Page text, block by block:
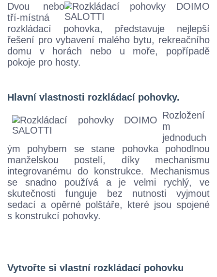
Dvou nebo
tří-místná
rozkládací pohovka, představuje nejlepší
řešení pro vybavení malého bytu, rekreačního
domu v horách nebo u moře, popřípadě
pokoje pro hosty.
Hlavní vlastnosti rozkládací pohovky.
Rozložení
m
jednoduch
ým pohybem se stane pohovka pohodlnou
manželskou postelí, díky mechanismu
integrovanému do konstrukce. Mechanismus
se snadno používá a je velmi rychlý, ve
skutečnosti funguje bez nutnosti vyjmout
sedací a opěrné polštáře, které jsou spojené
s konstrukcí pohovky.
Vytvořte si vlastní rozkládací pohovku